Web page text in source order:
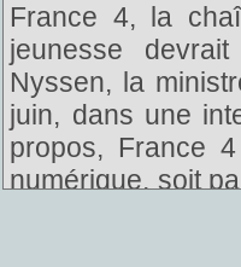
France 4, la
jeunesse
Nyssen, la
juin, dans une
propos, France
numérique, soit